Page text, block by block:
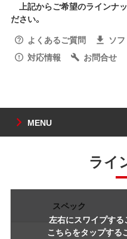
上記からご希望のラインナ
ださい。
よくあるご質問
ソ
対応情報
お問合せ
MENU
ライ
左右にスワイプする
こちらをタップする
スペック